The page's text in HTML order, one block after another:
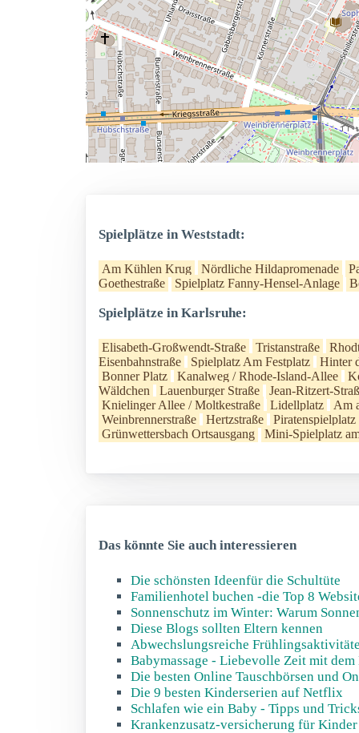
Spielplätze in Weststadt:
Am Kühlen Krug Nördliche Hildapromenade
Goethestraße
Spielplatz Fanny-Hensel-Anlage
Spielplätze in Karlsruhe:
Elisabeth-Großwendt-Straße Tristanstraße
Eisenbahnstraße
Spielplatz Am Festplatz
Hinter
Bonner Platz
Kanalweg / Rhode-Island-Allee
Wäldchen
Lauenburger Straße
Jean-Ritzert-
Knielinger Allee / Moltkestraße
Lidellplatz
Am
Weinbrennerstraße
Hertzstraße
Grünwettersbach Ortsausgang
Mini-Spielplatz
Das könnte Sie auch interessieren
Die schönsten Ideenfür die Schultüte
Familienhotel buchen -die Top 8
Sonnenschutz im Winter: Warum
Diese Blogs sollten Eltern kennen
Abwechslungsreiche
Babymassage - Liebevolle Zeit mit dem
Die besten Online Tauschbörsen und
Die 9 besten Kinderserien auf Netflix
Schlafen wie ein Baby - Tipps und
Krankenzusatz-versicherung für